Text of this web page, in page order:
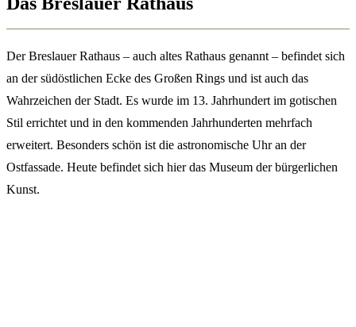
Der Breslauer Rathaus – auch altes Rathaus genannt – befindet sich
an der südöstlichen Ecke des Großen Rings und ist auch das
Wahrzeichen der Stadt. Es wurde im 13. Jahrhundert im gotischen
Stil errichtet und in den kommenden Jahrhunderten mehrfach
erweitert. Besonders schön ist die astronomische Uhr an der
Ostfassade. Heute befindet sich hier das Museum der bürgerlichen
Kunst.